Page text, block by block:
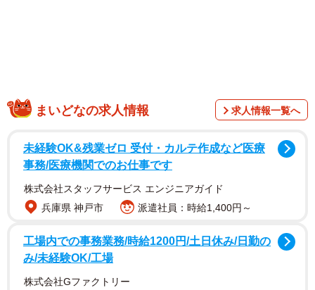
ささき ほのか 2006年1月30日生まれ 福岡県出身 身長
156cm 2018年にアップアップガールズ（2）に加入。
2025年4月にグループを卒業。2023年に週刊ヤングマガジ
ン（講談社）にて水着グラビアデビュー。現在はショート
ドラマに出演するなど女優にも挑戦し、活動の幅を広げて
いる。6月26日から公開の映画『死神バーバー』に近藤役と
X（@HONOKA130SASAKI）、公式
Instagram（@honoka130sasaki）
まいどなの求人情報 求人情報一覧へ
未経験OK&残業ゼロ 受付・カルテ作成など医療
事務/医療機関でのお仕事です
株式会社スタッフサービス エンジニアガイド
兵庫県 神戸市
派遣社員：時給1,400円～
工場内での事務業務/時給1200円/土日休み/日勤の
み/未経験OK/工場
株式会社Gファクトリー